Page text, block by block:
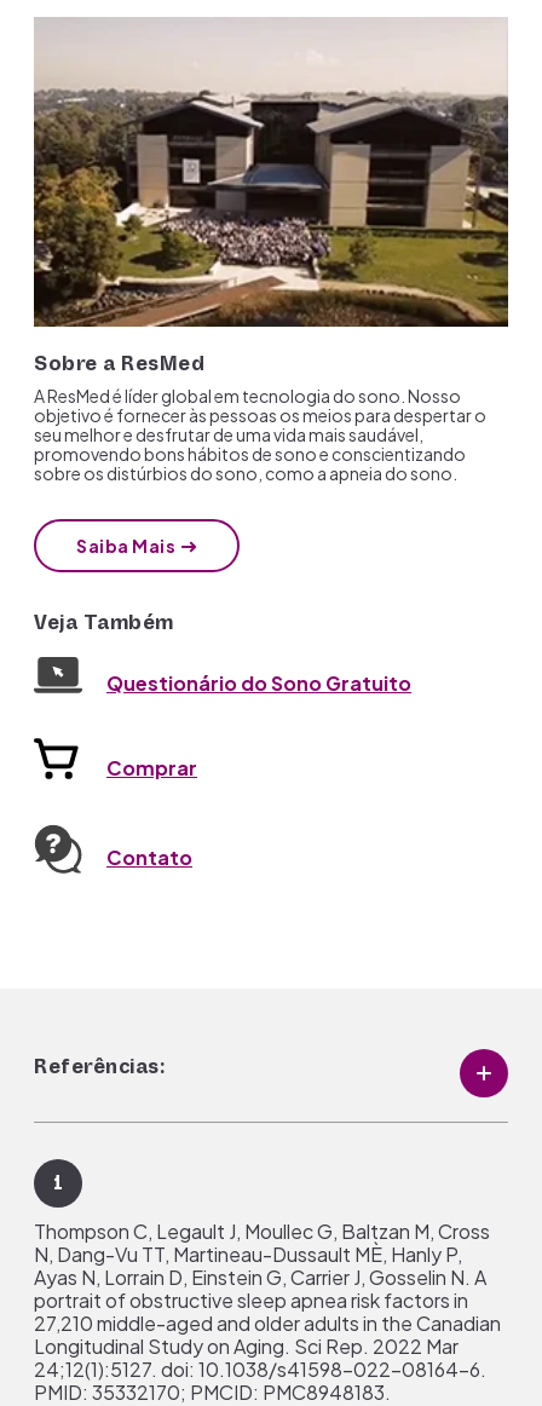
Sobre a ResMed
A ResMed é líder global em tecnologia do sono. Nosso
objetivo é fornecer às pessoas os meios para despertar o
seu melhor e desfrutar de uma vida mais saudável,
promovendo bons hábitos de sono e conscientizando
sobre os distúrbios do sono, como a apneia do sono.
Saiba Mais
Veja Também
Questionário do Sono Gratuito
Comprar
Contato
Referências:
1
Thompson C, Legault J, Moullec G, Baltzan M, Cross
N, Dang-Vu TT, Martineau-Dussault MÈ, Hanly P,
Ayas N, Lorrain D, Einstein G, Carrier J, Gosselin N. A
portrait of obstructive sleep apnea risk factors in
27,210 middle-aged and older adults in the Canadian
Longitudinal Study on Aging. Sci Rep. 2022 Mar
24;12(1):5127. doi: 10.1038/s41598-022-08164-6.
PMID: 35332170; PMCID: PMC8948183.